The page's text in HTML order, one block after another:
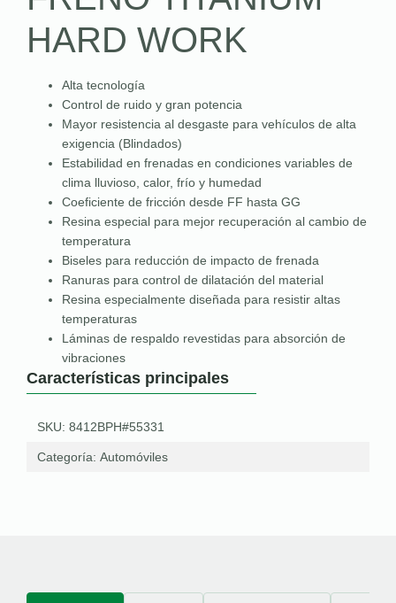
HARD WORK
Alta tecnología
Control de ruido y gran potencia
Mayor resistencia al desgaste para vehículos de alta
exigencia (Blindados)
Estabilidad en frenadas en condiciones variables de
clima lluvioso, calor, frío y humedad
Coeficiente de fricción desde FF hasta GG
Resina especial para mejor recuperación al cambio de
temperatura
Biseles para reducción de impacto de frenada
Ranuras para control de dilatación del material
Resina especialmente diseñada para resistir altas
temperaturas
Láminas de respaldo revestidas para absorción de
vibraciones
Características principales
SKU: 8412BPH#55331
Categoría: Automóviles